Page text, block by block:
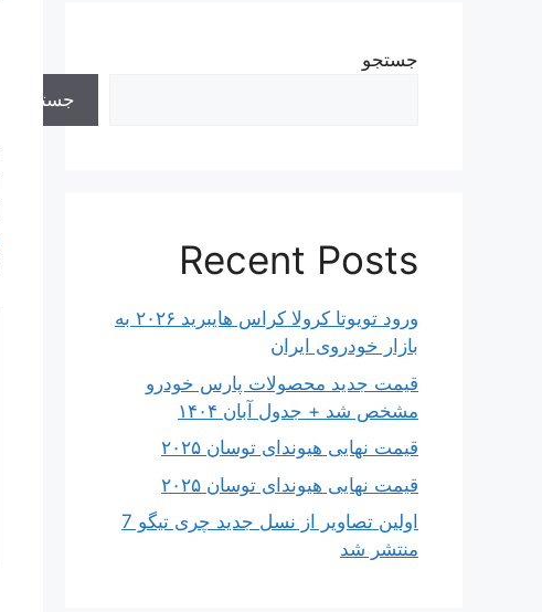
جستجو
جستجو
Recent Posts
ورود تویوتا کرولا کراس هایبرید ۲۰۲۶ به
بازار خودروی ایران
قیمت جدید محصولات پارس خودرو
مشخص شد + جدول آبان ۱۴۰۴
قیمت نهایی هیوندای توسان ۲۰۲۵
قیمت نهایی هیوندای توسان ۲۰۲۵
اولین تصاویر از نسل جدید چری تیگو 7
منتشر شد